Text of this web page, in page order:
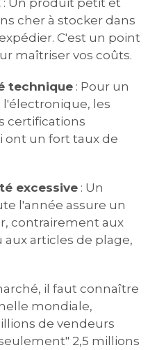
cher à stocker dans
C'est un point
maîtriser vos coûts.
technique : Pour un
les
certifications
ont un fort taux de
excessive : Un
l'année assure un
contrairement aux
articles de plage,
il faut connaître
mondiale,
de vendeurs
2,5 millions